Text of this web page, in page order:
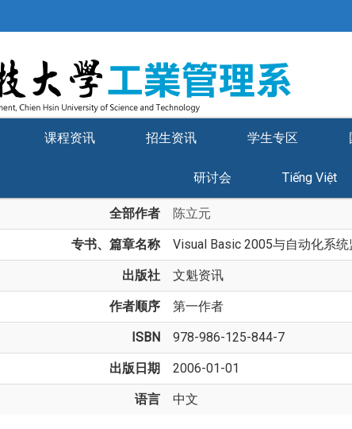
课程资讯 招生资讯 学生专区
研讨会 Tiếng Việt
全部作者 陈立元
专书、篇章名称 Visual Basic 2005与自动化系
出版社 文魁资讯
作者顺序 第一作者
ISBN 978-986-125-844-7
出版日期 2006-01-01
语言 中文